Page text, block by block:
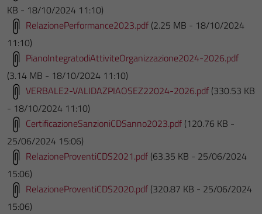
KB - 18/10/2024 11:10)
RelazionePerformance2023.pdf (2.25 MB - 18/10/2024
11:10)
PianoIntegratodiAttiviteOrganizzazione2024-2026.pdf
(3.14 MB - 18/10/2024 11:10)
VERBALE2-VALIDAZPIAOSEZ22024-2026.pdf (330.53 KB
- 18/10/2024 11:10)
CertificazioneSanzioniCDSanno2023.pdf (120.76 KB -
25/06/2024 15:06)
RelazioneProventiCDS2021.pdf (63.35 KB - 25/06/2024
15:06)
RelazioneProventiCDS2020.pdf (320.87 KB - 25/06/2024
15:06)